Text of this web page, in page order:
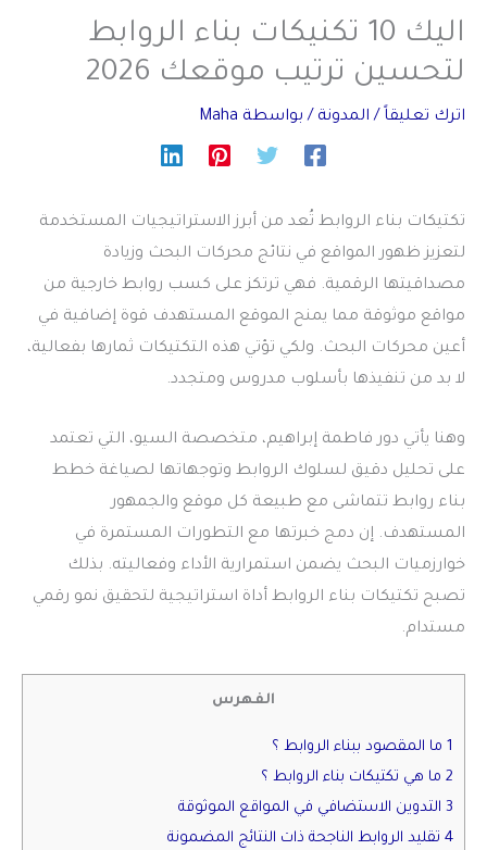
اليك 10 تكنيكات بناء الروابط
لتحسين ترتيب موقعك 2026
اترك تعليقاً / المدونة / بواسطة Maha
تكتيكات بناء الروابط تُعد من أبرز الاستراتيجيات المستخدمة
لتعزيز ظهور المواقع في نتائج محركات البحث وزيادة
مصداقيتها الرقمية. فهي ترتكز على كسب روابط خارجية من
مواقع موثوقة مما يمنح الموقع المستهدف قوة إضافية في
أعين محركات البحث. ولكي تؤتي هذه التكتيكات ثمارها بفعالية،
لا بد من تنفيذها بأسلوب مدروس ومتجدد.
وهنا يأتي دور فاطمة إبراهيم، متخصصة السيو، التي تعتمد
على تحليل دقيق لسلوك الروابط وتوجهاتها لصياغة خطط
بناء روابط تتماشى مع طبيعة كل موقع والجمهور
المستهدف. إن دمج خبرتها مع التطورات المستمرة في
خوارزميات البحث يضمن استمرارية الأداء وفعاليته. بذلك
تصبح تكتيكات بناء الروابط أداة استراتيجية لتحقيق نمو رقمي
مستدام.
الفهرس
1 ما المقصود ببناء الروابط ؟
2 ما هي تكتيكات بناء الروابط ؟
3 التدوين الاستضافي في المواقع الموثوقة
4 تقليد الروابط الناجحة ذات النتائج المضمونة